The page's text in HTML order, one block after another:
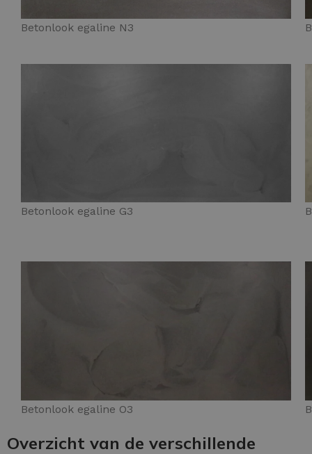
Betonlook egaline N3
Betonlook egaline G3
Betonlook egaline O3
Overzicht van de verschillende